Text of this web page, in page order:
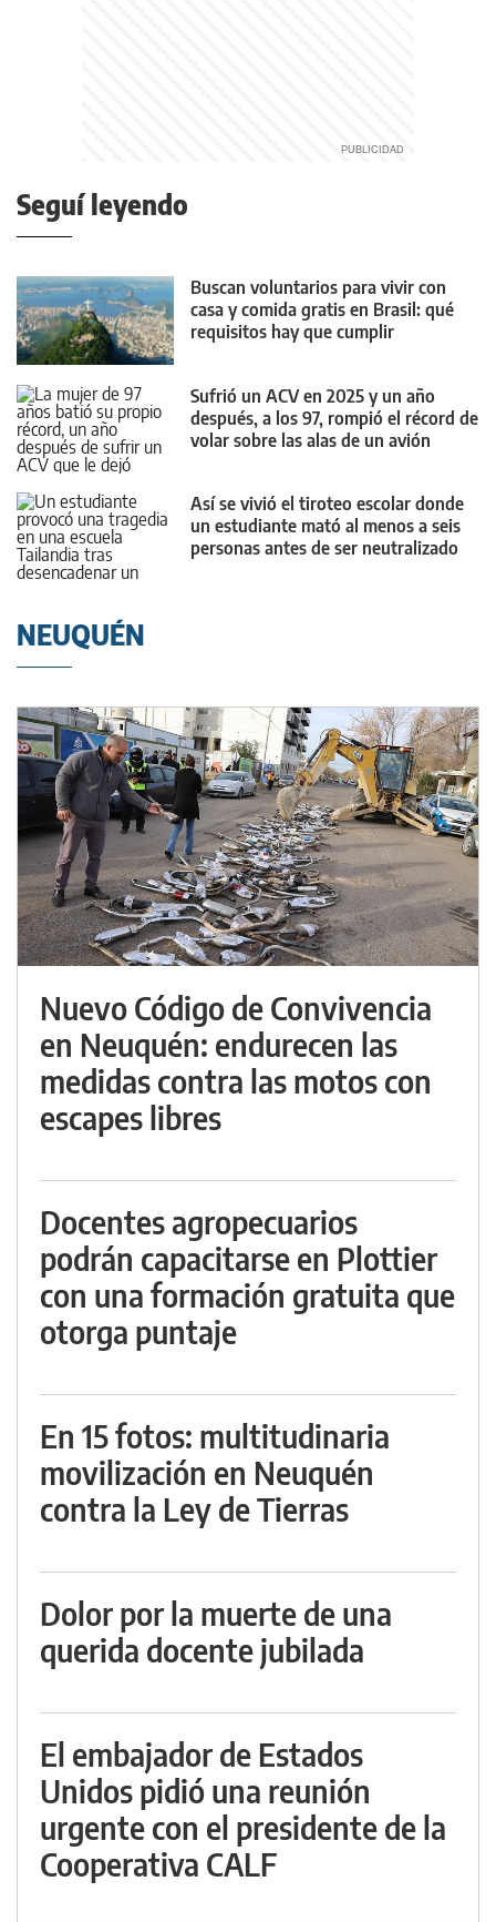
Seguí leyendo
Buscan voluntarios para vivir con
casa y comida gratis en Brasil: qué
requisitos hay que cumplir
Sufrió un ACV en 2025 y un año
después, a los 97, rompió el récord de
volar sobre las alas de un avión
Así se vivió el tiroteo escolar donde
un estudiante mató al menos a seis
personas antes de ser neutralizado
NEUQUÉN
Nuevo Código de Convivencia
en Neuquén: endurecen las
medidas contra las motos con
escapes libres
Docentes agropecuarios
podrán capacitarse en Plottier
con una formación gratuita que
otorga puntaje
En 15 fotos: multitudinaria
movilización en Neuquén
contra la Ley de Tierras
Dolor por la muerte de una
querida docente jubilada
El embajador de Estados
Unidos pidió una reunión
urgente con el presidente de la
Cooperativa CALF